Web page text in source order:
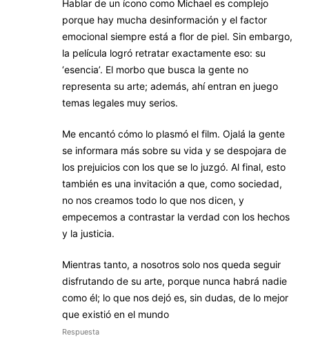
​Hablar de un ícono como Michael es complejo
porque hay mucha desinformación y el factor
emocional siempre está a flor de piel. Sin embargo,
la película logró retratar exactamente eso: su
‘esencia’. El morbo que busca la gente no
representa su arte; además, ahí entran en juego
temas legales muy serios.
​Me encantó cómo lo plasmó el film. Ojalá la gente
se informara más sobre su vida y se despojara de
los prejuicios con los que se lo juzgó. Al final, esto
también es una invitación a que, como sociedad,
no nos creamos todo lo que nos dicen, y
empecemos a contrastar la verdad con los hechos
y la justicia.
​Mientras tanto, a nosotros solo nos queda seguir
disfrutando de su arte, porque nunca habrá nadie
como él; lo que nos dejó es, sin dudas, de lo mejor
que existió en el mundo
Respuesta